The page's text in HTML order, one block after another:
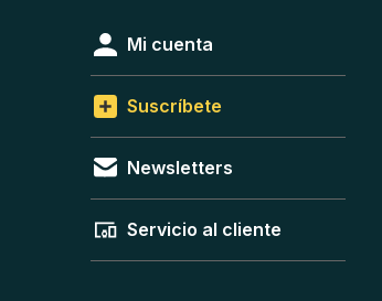
Mi cuenta
Suscríbete
Newsletters
Servicio al cliente